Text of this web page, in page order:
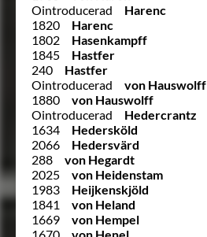
Ointroducerad
Harenc
1820
Harenc
1802
Hasenkampff
1845
Hastfer
240
Hastfer
Ointroducerad
von Hauswolff
1880
von Hauswolff
Ointroducerad
Hedercrantz
1634
Hedersköld
2066
Hedersvärd
288
von Hegardt
2025
von Heidenstam
1983
Heijkenskjöld
1841
von Heland
1669
von Hempel